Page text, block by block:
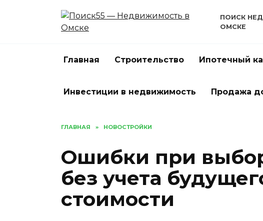
ПОИСК
ОМСКЕ
Главная Строительство Ипотечный
Инвестиции в недвижимость Продажа
ГЛАВНАЯ » НОВОСТРОЙКИ
Ошибки при
без учета
стоимости